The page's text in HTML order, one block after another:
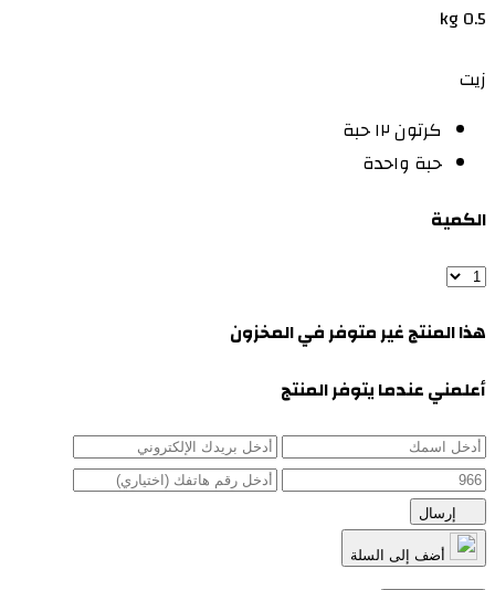
0.5 kg
زيت
كرتون ١٢ حبة
حبة واحدة
الكمية
هذا المنتج غير متوفر في المخزون
أعلمني عندما يتوفر المنتج